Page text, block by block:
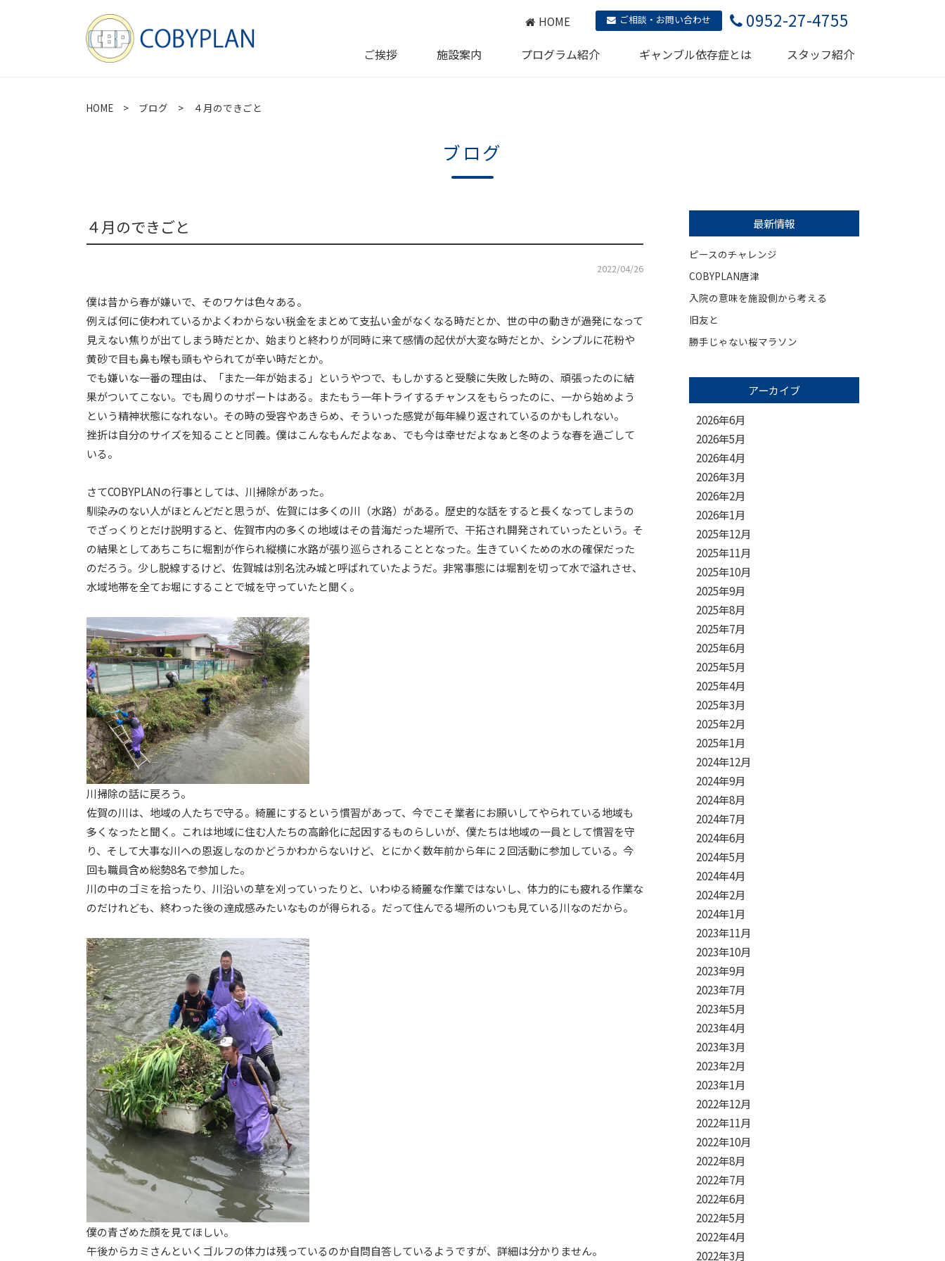
HOME ご相談・お問い合わせ 0952-27-4755
ご挨拶 施設案内 プログラム紹介 ギャンブル依存症とは スタッフ紹介
HOME > ブログ > ４月のできごと
ブログ
４月のできごと
2022/04/26
僕は昔から春が嫌いで、そのワケは色々ある。
例えば何に使われているかよくわからない税金をまとめて支払い金がなくなる時だとか、世の中の動きが過発になって
見えない焦りが出てしまう時だとか、始まりと終わりが同時に来て感情の起伏が大変な時だとか、シンプルに花粉や
黄砂で目も鼻も喉も頭もやられてが辛い時だとか。
でも嫌いな一番の理由は、「また一年が始まる」というやつで、もしかすると受験に失敗した時の、頑張ったのに結
果がついてこない。でも周りのサポートはある。またもう一年トライするチャンスをもらったのに、一から始めよう
という精神状態になれない。その時の受容やあきらめ、そういった感覚が毎年繰り返されているのかもしれない。
挫折は自分のサイズを知ることと同義。僕はこんなもんだよなぁ、でも今は幸せだよなぁと冬のような春を過ごして
いる。
さてCOBYPLANの行事としては、川掃除があった。
馴染みのない人がほとんどだと思うが、佐賀には多くの川（水路）がある。歴史的な話をすると長くなってしまうの
でざっくりとだけ説明すると、佐賀市内の多くの地域はその昔海だった場所で、干拓され開発されていったという。そ
の結果としてあちこちに堀割が作られ縦横に水路が張り巡らされることとなった。生きていくための水の確保だった
のだろう。少し脱線するけど、佐賀城は別名沈み城と呼ばれていたようだ。非常事態には堀割を切って水で溢れさせ、
水域地帯を全てお堀にすることで城を守っていたと聞く。
川掃除の話に戻ろう。
佐賀の川は、地域の人たちで守る。綺麗にするという慣習があって、今でこそ業者にお願いしてやられている地域も
多くなったと聞く。これは地域に住む人たちの高齢化に起因するものらしいが、僕たちは地域の一員として慣習を守
り、そして大事な川への恩返しなのかどうかわからないけど、とにかく数年前から年に２回活動に参加している。今
回も職員含め総勢8名で参加した。
川の中のゴミを拾ったり、川沿いの草を刈っていったりと、いわゆる綺麗な作業ではないし、体力的にも疲れる作業な
のだけれども、終わった後の達成感みたいなものが得られる。だって住んでる場所のいつも見ている川なのだから。
僕の青ざめた顔を見てほしい。
午後からカミさんといくゴルフの体力は残っているのか自問自答しているようですが、詳細は分かりません。
最新情報
ピースのチャレンジ
COBYPLAN唐津
入院の意味を施設側から考える
旧友と
勝手じゃない桜マラソン
アーカイブ
2026年6月
2026年5月
2026年4月
2026年3月
2026年2月
2026年1月
2025年12月
2025年11月
2025年10月
2025年9月
2025年8月
2025年7月
2025年6月
2025年5月
2025年4月
2025年3月
2025年2月
2025年1月
2024年12月
2024年9月
2024年8月
2024年7月
2024年6月
2024年5月
2024年4月
2024年2月
2024年1月
2023年11月
2023年10月
2023年9月
2023年7月
2023年5月
2023年4月
2023年3月
2023年2月
2023年1月
2022年12月
2022年11月
2022年10月
2022年8月
2022年7月
2022年6月
2022年5月
2022年4月
2022年3月